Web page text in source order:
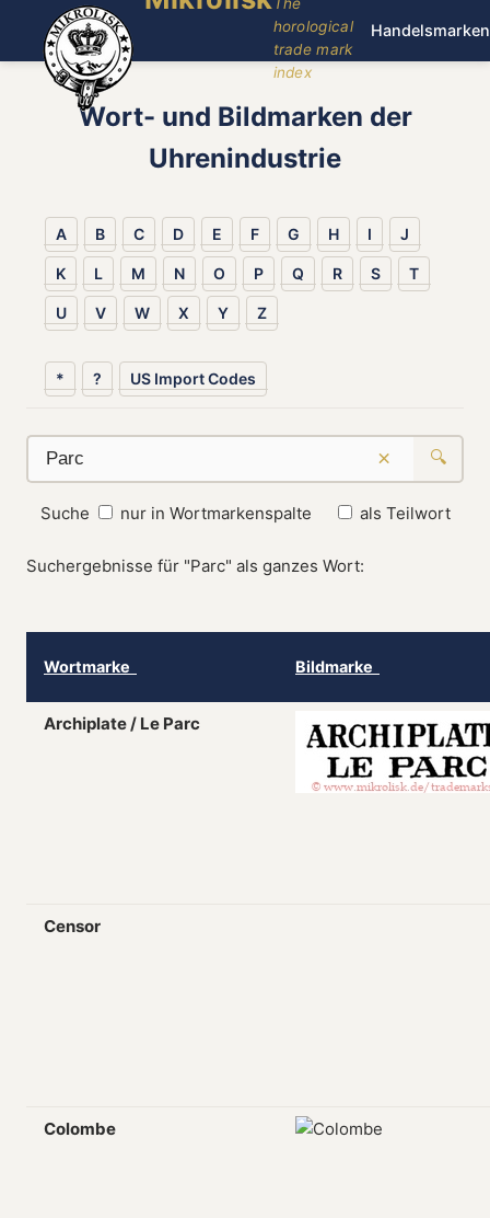
horological
trade mark
index
Handelsmarken
Wort- und Bildmarken der
Uhrenindustrie
A B C D E F G H I J
K L M N O P Q R S T
U V W X Y Z
* ? US Import Codes
× 🔍
Suche nur in Wortmarkenspalte als Teilwort
Suchergebnisse für "Parc" als ganzes Wort:
Wortmarke Bildmarke
Archiplate / Le Parc
Censor
Colombe